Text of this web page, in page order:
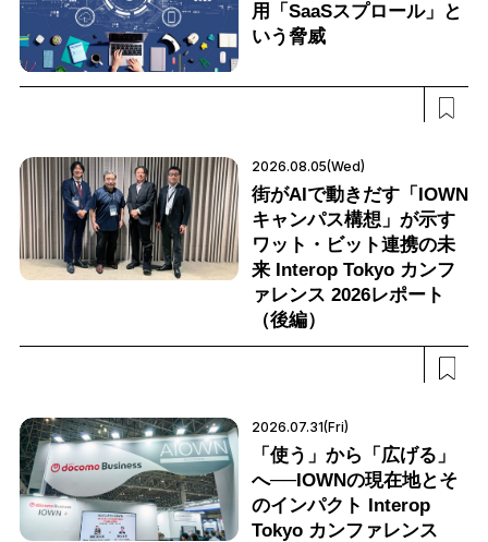
用「SaaSスプロール」と
いう脅威
2026.08.05(Wed)
街がAIで動きだす「IOWN
キャンパス構想」が示す
ワット・ビット連携の未
来 Interop Tokyo カンフ
ァレンス 2026レポート
（後編）
2026.07.31(Fri)
「使う」から「広げる」
へ──IOWNの現在地とそ
のインパクト Interop
Tokyo カンファレンス